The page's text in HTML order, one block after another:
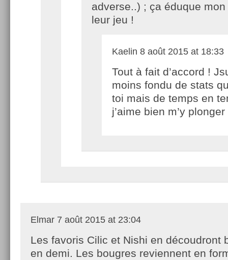
adverse..) ; ça éduque
leur jeu !
Kaelin 8 août 2015 at 18:33
Tout à fait d’accord !
moins fondu de stats
toi mais de temps en
j’aime bien m’y plonger
Elmar 7 août 2015 at 23:04
Les favoris Cilic et Nishi en découdront
en demi. Les bougres reviennent en